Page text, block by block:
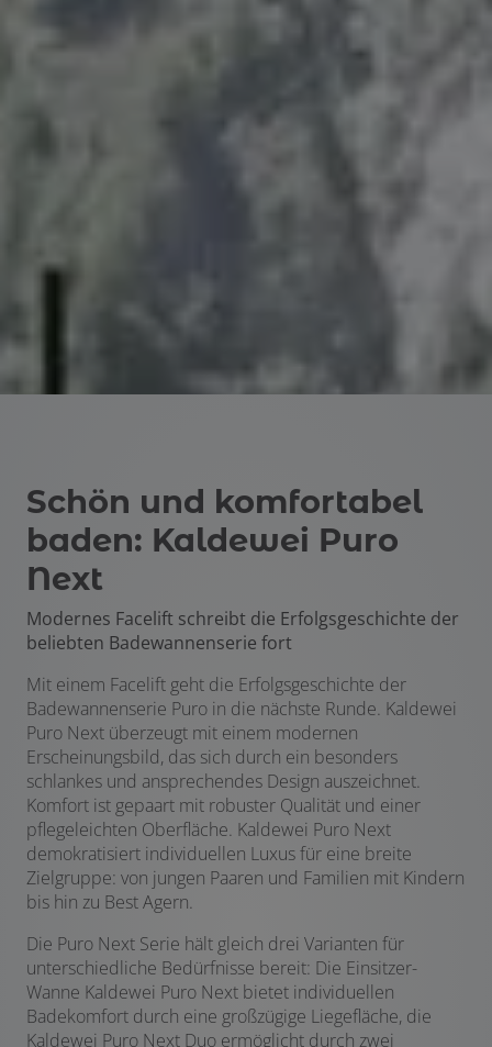
Schön und komfortabel
baden: Kaldewei Puro
Next
Modernes Facelift schreibt die Erfolgsgeschichte der
beliebten Badewannenserie fort
Mit einem Facelift geht die Erfolgsgeschichte der
Badewannenserie Puro in die nächste Runde. Kaldewei
Puro Next überzeugt mit einem modernen
Erscheinungsbild, das sich durch ein besonders
schlankes und ansprechendes Design auszeichnet.
Komfort ist gepaart mit robuster Qualität und einer
pflegeleichten Oberfläche. Kaldewei Puro Next
demokratisiert individuellen Luxus für eine breite
Zielgruppe: von jungen Paaren und Familien mit Kindern
bis hin zu Best Agern.
Die Puro Next Serie hält gleich drei Varianten für
unterschiedliche Bedürfnisse bereit: Die Einsitzer-
Wanne Kaldewei Puro Next bietet individuellen
Badekomfort durch eine großzügige Liegefläche, die
Kaldewei Puro Next Duo ermöglicht durch zwei